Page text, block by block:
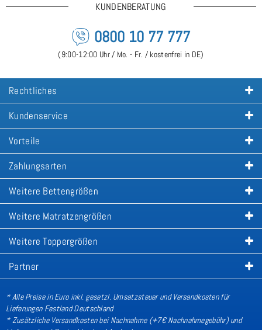
KUNDENBERATUNG
0800 10 77 777
(9:00-12:00 Uhr / Mo. - Fr. / kostenfrei in DE)
Rechtliches
Kundenservice
Vorteile
Zahlungsarten
Weitere Bettengrößen
Weitere Matratzengrößen
Weitere Toppergrößen
Partner
* Alle Preise in Euro inkl. gesetzl. Umsatzsteuer und Versandkosten für
Lieferungen Festland Deutschland
* Zusätzliche Versandkosten bei Nachnahme (+7€ Nachnahmegebühr) und